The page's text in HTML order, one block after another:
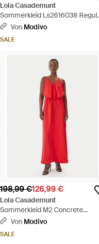
Lola Casademunt
Sommerkleid Ls2616038
Fit - Grün
Von Modivo
SALE
198,99 €126,99 €
Lola Casademunt
Sommerkleid M2 Concrete
Jungle Ms2616023 Regular Fit -
Von Modivo
SALE